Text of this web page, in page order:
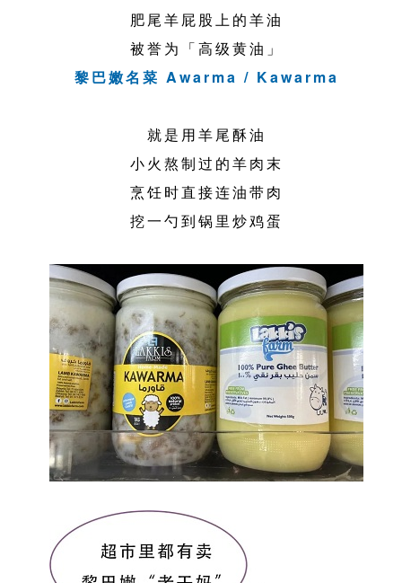
肥尾羊屁股上的羊油
被誉为「高级黄油」
黎巴嫩名菜 Awarma / Kawarma
就是用羊尾酥油
小火熬制过的羊肉末
烹饪时直接连油带肉
挖一勺到锅里炒鸡蛋